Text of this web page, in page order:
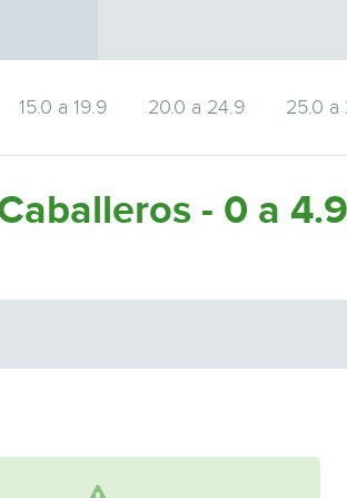
15.0 a 19.9 20.0 a 24.9 25.0 a
- 0 a 4.9